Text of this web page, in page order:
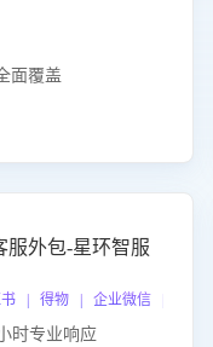
面覆盖
服外包-星环智服
| 得物 | 企业微信 | 跨平台
时专业响应